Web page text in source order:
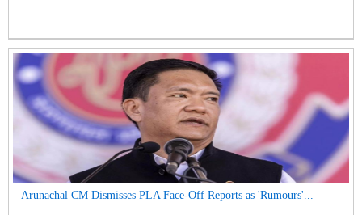
Arunachal CM Dismisses PLA Face-Off Reports as 'Rumours'...